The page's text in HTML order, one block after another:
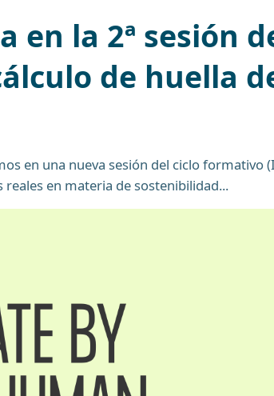
la 2ª sesión
de huella
en una nueva sesión del ciclo formativo
en materia de sostenibilidad...